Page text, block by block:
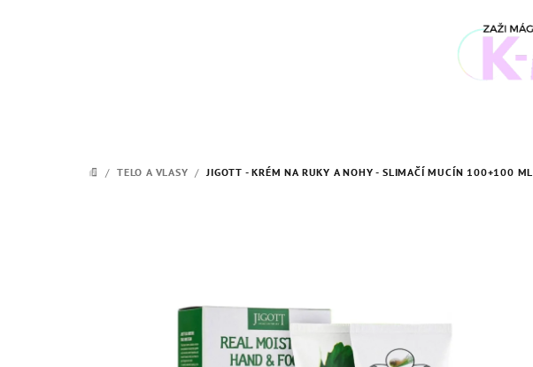
DOMOV
/ TELO A VLASY / JIGOTT - KRÉM NA RUKY A NOHY - SLIMAČÍ MUCÍN 100+100 ML